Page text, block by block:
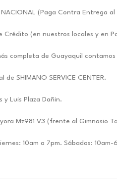
NACIONAL (Paga Contra Entrega
Crédito (en nuestros locales y en
completa de Guayaquil
SHIMANO SERVICE CENTER.
y Luis Plaza Dañin.
Mz981 V3 (frente al Gimnasio
10am a 7pm. Sábados: 10am-